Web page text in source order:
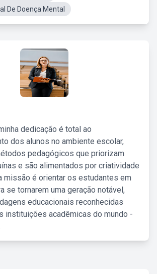
De Doença Mental
dedicação é total ao
dos alunos no ambiente escolar,
pedagógicos que priorizam
e são alimentados por criatividade
missão é orientar os estudantes em
se tornarem uma geração notável,
educacionais reconhecidas
instituições acadêmicas do mundo -